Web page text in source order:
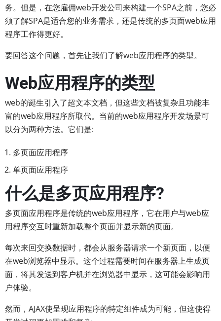
务。但是，在您雇佣web开发公司来构建一个SPA之前，您必
须了解SPA是适合您的业务需求，还是传统的多页面web应用
程序工作得更好。
要回答这个问题，首先让我们了解web应用程序的类型。
Web应用程序的类型
web的诞生引入了超文本文档，但这些文档被复杂且功能丰
富的web应用程序所取代。当前的web应用程序开发场景可
以分为两种方法。它们是:
多页面应用程序
单页面应用程序
什么是多页应用程序?
多页面应用程序是传统的web应用程序，它在用户与web应
用程序交互时重新加载整个页面并显示新的页面。
每次来回交换数据时，都会从服务器请求一个新页面，以便
在web浏览器中显示。这个过程需要时间在服务器上生成页
面，将其发送到客户机并在浏览器中显示，这可能会影响用
户体验。
然而，AJAX使呈现应用程序的特定组件成为可能，但这使得